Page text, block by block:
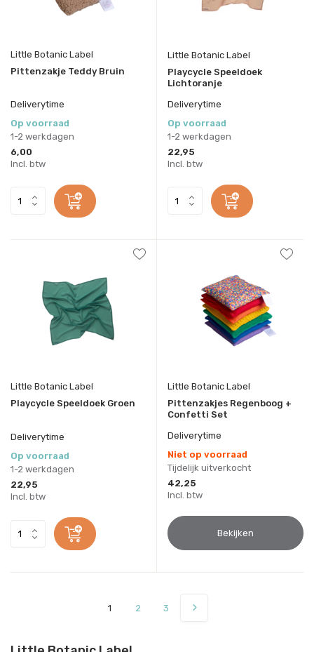
Little Botanic Label
Pittenzakje Teddy Bruin
Deliverytime
Op voorraad
1-2 werkdagen
6,00
Incl. btw
Little Botanic Label
Playcycle Speeldoek
Lichtoranje
Deliverytime
Op voorraad
1-2 werkdagen
22,95
Incl. btw
Little Botanic Label
Playcycle Speeldoek Groen
Deliverytime
Op voorraad
1-2 werkdagen
22,95
Incl. btw
Little Botanic Label
Pittenzakjes Regenboog +
Confetti Set
Deliverytime
Niet op voorraad
Tijdelijk uitverkocht
42,25
Incl. btw
Bekijken
1 2 3